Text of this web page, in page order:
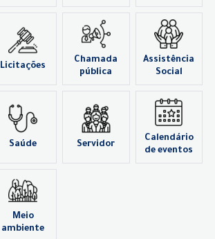
Licitações
Chamada
pública
Assistência
Social
Saúde Servidor
Calendário
de eventos
Meio
ambiente